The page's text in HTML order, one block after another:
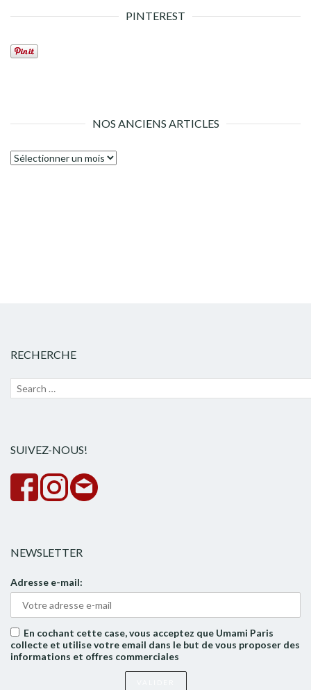
PINTEREST
NOS ANCIENS ARTICLES
Nos
RECHERCHE
Recherche
SUIVEZ-NOUS!
NEWSLETTER
Adresse e-mail:
En cochant cette case, vous acceptez que Umami Paris
collecte et utilise votre email dans le but de vous proposer des
informations et offres commerciales